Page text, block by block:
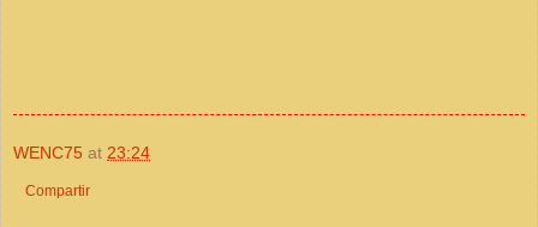
WENC75 at 23:24
Compartir